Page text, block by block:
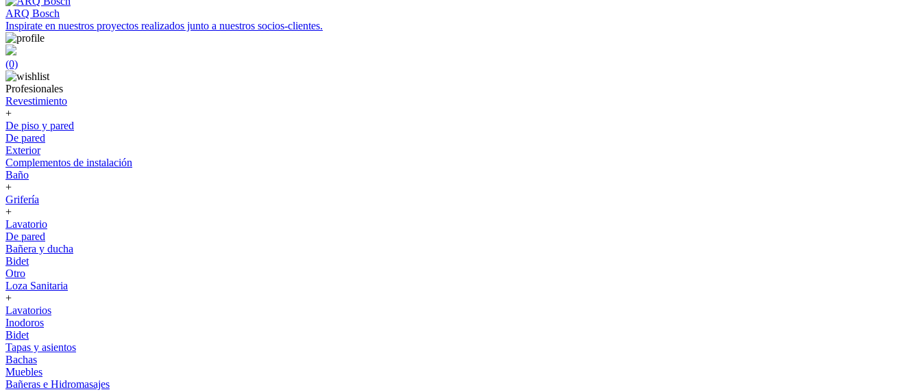
ARQ Bosch
Inspirate en nuestros proyectos realizados junto a nuestros socios-clientes.
(0)
Profesionales
Revestimiento
+
De piso y pared
De pared
Exterior
Complementos de instalación
Baño
+
Grifería
+
Lavatorio
De pared
Bañera y ducha
Bidet
Otro
Loza Sanitaria
+
Lavatorios
Inodoros
Bidet
Tapas y asientos
Bachas
Muebles
Bañeras e Hidromasajes